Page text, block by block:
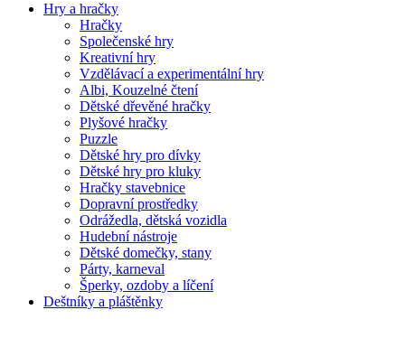
Hry a hračky
Hračky
Společenské hry
Kreativní hry
Vzdělávací a experimentální hry
Albi, Kouzelné čtení
Dětské dřevěné hračky
Plyšové hračky
Puzzle
Dětské hry pro dívky
Dětské hry pro kluky
Hračky stavebnice
Dopravní prostředky
Odrážedla, dětská vozidla
Hudební nástroje
Dětské domečky, stany
Párty, karneval
Šperky, ozdoby a líčení
Deštníky a pláštěnky